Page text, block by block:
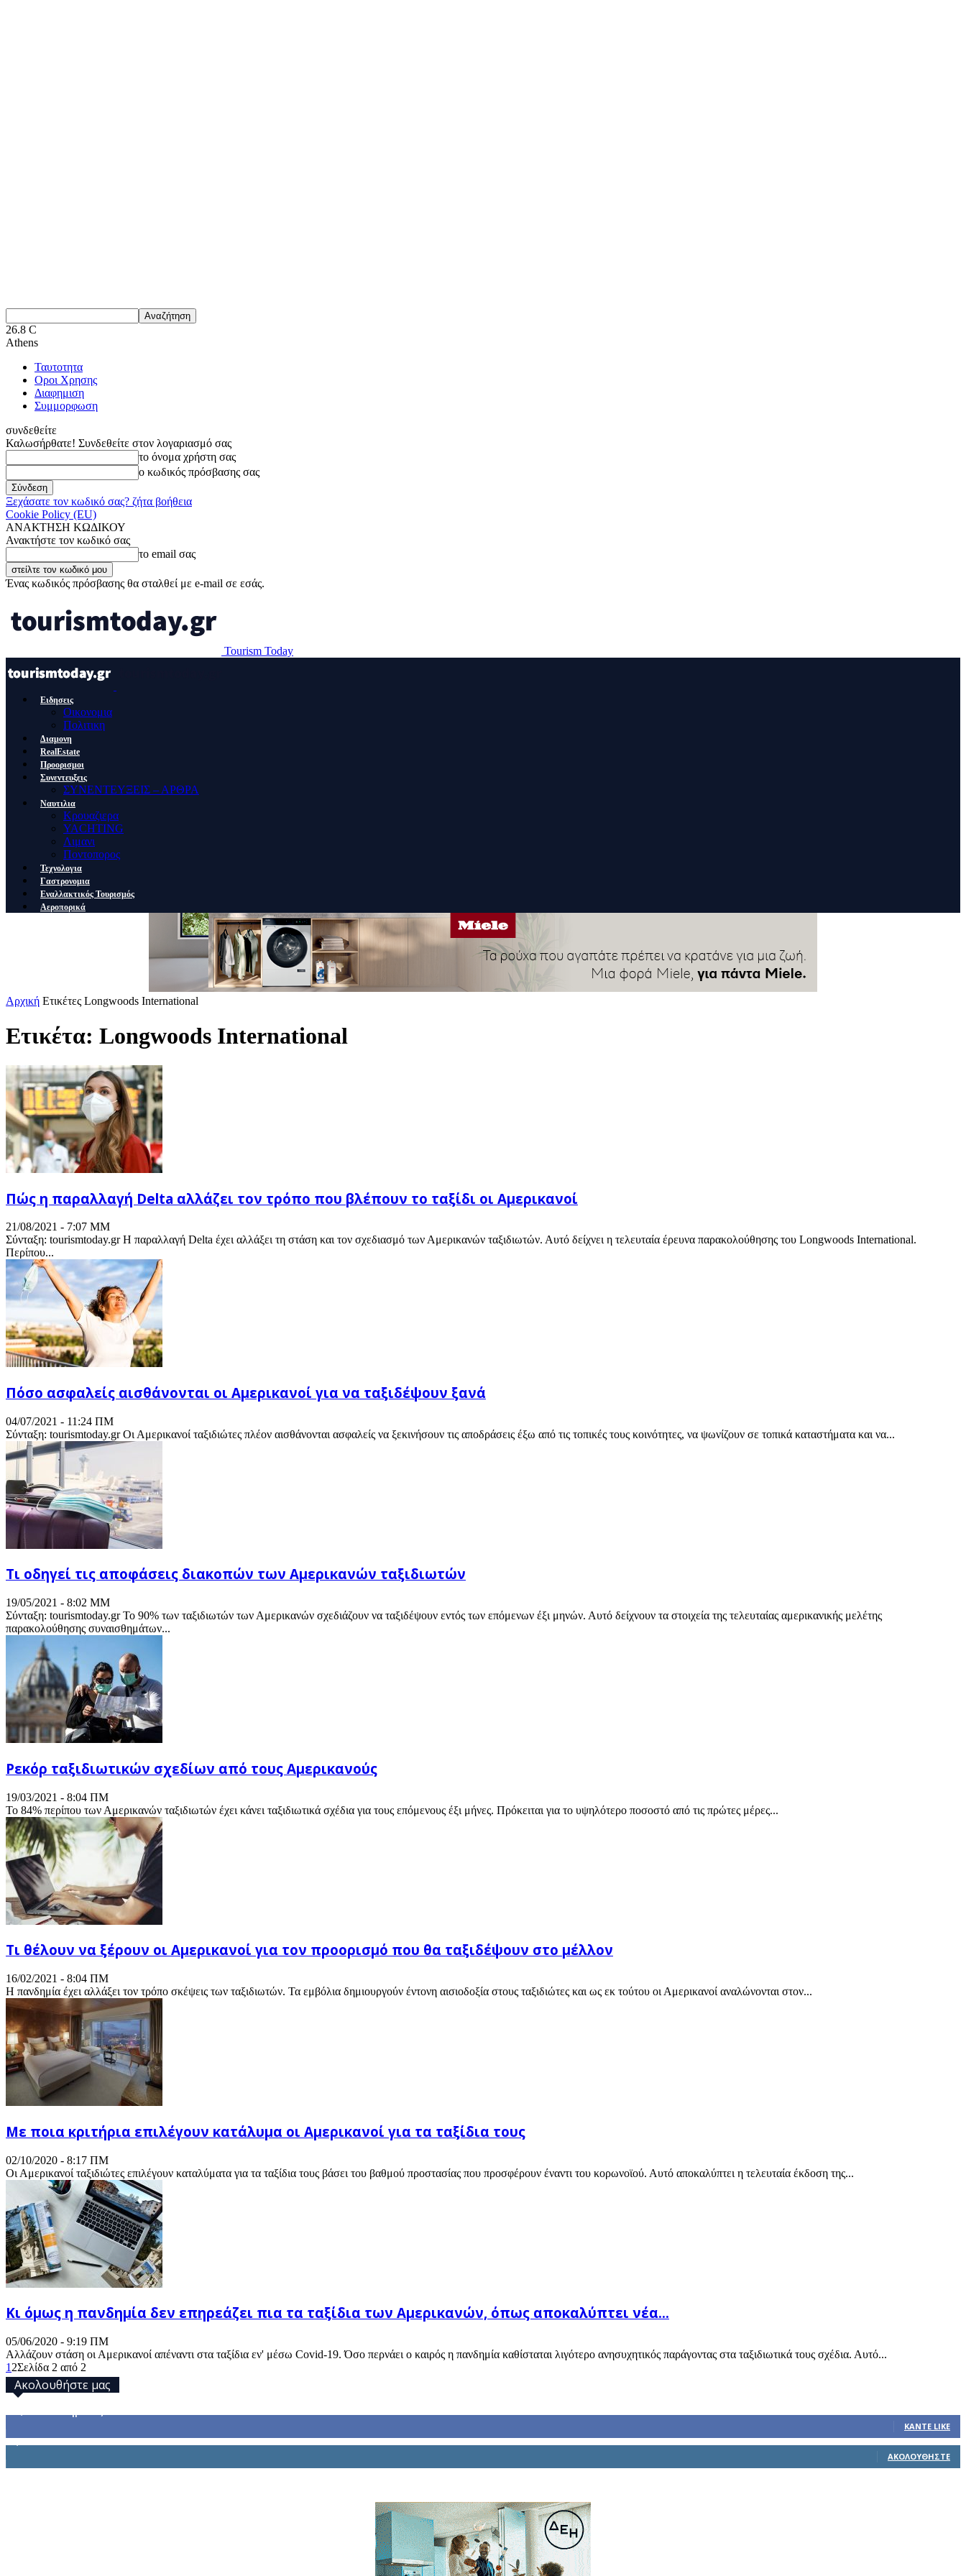
26.8 C
Athens
Ταυτοτητα
Οροι Χρησης
Διαφημιση
Συμμορφωση
συνδεθείτε
Καλωσήρθατε! Συνδεθείτε στον λογαριασμό σας
το όνομα χρήστη σας
ο κωδικός πρόσβασης σας
Ξεχάσατε τον κωδικό σας? ζήτα βοήθεια
Cookie Policy (EU)
ΑΝΑΚΤΗΣΗ ΚΩΔΙΚΟΥ
Ανακτήστε τον κωδικό σας
το email σας
Ένας κωδικός πρόσβασης θα σταλθεί με e-mail σε εσάς.
Tourism Today
Ειδησεις
Οικονομια
Πολιτικη
Διαμονη
RealEstate
Προορισμοι
Συνεντευξεις
ΣΥΝΕΝΤΕΥΞΕΙΣ – ΑΡΘΡΑ
Ναυτιλια
Κρουαζιερα
YACHTING
Λιμανι
Ποντοπορος
Τεχνολογια
Γαστρονομια
Εναλλακτικός Τουρισμός
Αεροπορικά
Αρχική Ετικέτες Longwoods International
Ετικέτα: Longwoods International
Πώς η παραλλαγή Delta αλλάζει τον τρόπο που βλέπουν το ταξίδι οι Αμερικανοί
21/08/2021 - 7:07 ΜΜ
Σύνταξη: tourismtoday.gr Η παραλλαγή Delta έχει αλλάξει τη στάση και τον σχεδιασμό των Αμερικανών ταξιδιωτών. Αυτό δείχνει η τελευταία έρευνα παρακολούθησης του Longwoods International.
Περίπου...
Πόσο ασφαλείς αισθάνονται οι Αμερικανοί για να ταξιδέψουν ξανά
04/07/2021 - 11:24 ΠΜ
Σύνταξη: tourismtoday.gr Οι Αμερικανοί ταξιδιώτες πλέον αισθάνονται ασφαλείς να ξεκινήσουν τις αποδράσεις έξω από τις τοπικές τους κοινότητες, να ψωνίζουν σε τοπικά καταστήματα και να...
Τι οδηγεί τις αποφάσεις διακοπών των Αμερικανών ταξιδιωτών
19/05/2021 - 8:02 ΜΜ
Σύνταξη: tourismtoday.gr Το 90% των ταξιδιωτών των Αμερικανών σχεδιάζουν να ταξιδέψουν εντός των επόμενων έξι μηνών. Αυτό δείχνουν τα στοιχεία της τελευταίας αμερικανικής μελέτης
παρακολούθησης συναισθημάτων...
Ρεκόρ ταξιδιωτικών σχεδίων από τους Αμερικανούς
19/03/2021 - 8:04 ΠΜ
Το 84% περίπου των Αμερικανών ταξιδιωτών έχει κάνει ταξιδιωτικά σχέδια για τους επόμενους έξι μήνες. Πρόκειται για το υψηλότερο ποσοστό από τις πρώτες μέρες...
Τι θέλουν να ξέρουν οι Αμερικανοί για τον προορισμό που θα ταξιδέψουν στο μέλλον
16/02/2021 - 8:04 ΠΜ
Η πανδημία έχει αλλάξει τον τρόπο σκέψεις των ταξιδιωτών. Τα εμβόλια δημιουργούν έντονη αισιοδοξία στους ταξιδιώτες και ως εκ τούτου οι Αμερικανοί αναλώνονται στον...
Με ποια κριτήρια επιλέγουν κατάλυμα οι Αμερικανοί για τα ταξίδια τους
02/10/2020 - 8:17 ΠΜ
Οι Αμερικανοί ταξιδιώτες επιλέγουν καταλύματα για τα ταξίδια τους βάσει του βαθμού προστασίας που προσφέρουν έναντι του κορωνοϊού. Αυτό αποκαλύπτει η τελευταία έκδοση της...
Κι όμως η πανδημία δεν επηρεάζει πια τα ταξίδια των Αμερικανών, όπως αποκαλύπτει νέα...
05/06/2020 - 9:19 ΠΜ
Αλλάζουν στάση οι Αμερικανοί απέναντι στα ταξίδια εν' μέσω Covid-19. Όσο περνάει ο καιρός η πανδημία καθίσταται λιγότερο ανησυχητικός παράγοντας στα ταξιδιωτικά τους σχέδια. Αυτό...
1 2Σελίδα 2 από 2
Ακολουθήστε μας
ΚΆΝΤΕ LIKE
ΑΚΟΛΟΥΘΉΣΤΕ